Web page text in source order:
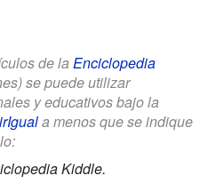
de la Enciclopedia
se puede utilizar
y educativos bajo la
a menos que se indique
Kiddle.